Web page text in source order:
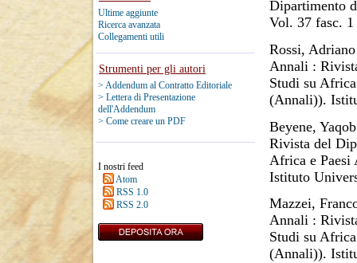
Ultime aggiunte
Ricerca avanzata
Collegamenti utili
Strumenti per gli autori
> Addendum al Contratto Editoriale
> Lettera di Presentazione
dell'Addendum
> Come creare un PDF
I nostri feed
Atom
RSS 1.0
RSS 2.0
Dipartimento
Vol. 37 fasc.
Rossi, Adriano
Annali :
Studi su
(Annali)).
Beyene, Yaqob
Rivista del
Africa e Paesi
Istituto
Mazzei,
Annali :
Studi su
(Annali)).